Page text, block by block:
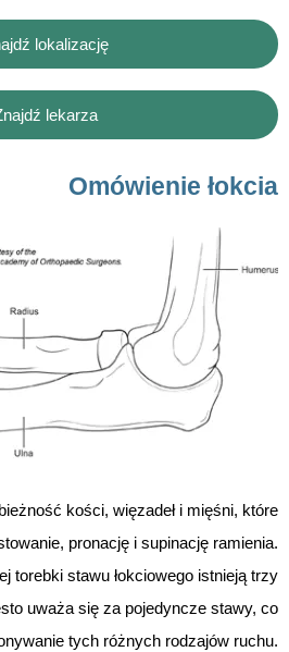
lokalizację
lekarza
Omówienie łokcia
kości, więzadeł i mięśni, które
pronację i supinację ramienia.
torebki stawu łokciowego istnieją trzy
uważa się za pojedyncze stawy, co
tych różnych rodzajów ruchu.